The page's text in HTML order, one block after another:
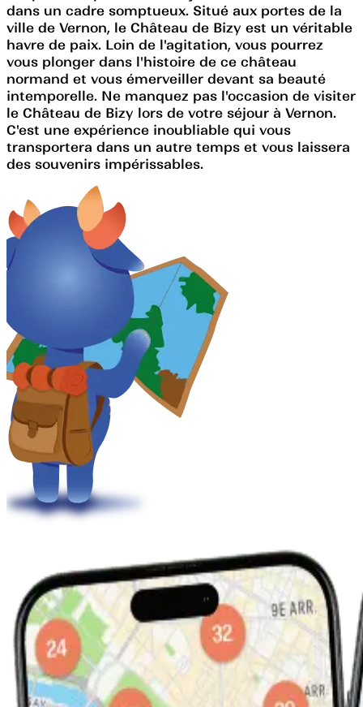
dans un cadre somptueux. Situé aux portes de la
ville de Vernon, le Château de Bizy est un véritable
havre de paix. Loin de l'agitation, vous pourrez
vous plonger dans l'histoire de ce château
normand et vous émerveiller devant sa beauté
intemporelle. Ne manquez pas l'occasion de visiter
le Château de Bizy lors de votre séjour à Vernon.
C'est une expérience inoubliable qui vous
transportera dans un autre temps et vous laissera
des souvenirs impérissables.